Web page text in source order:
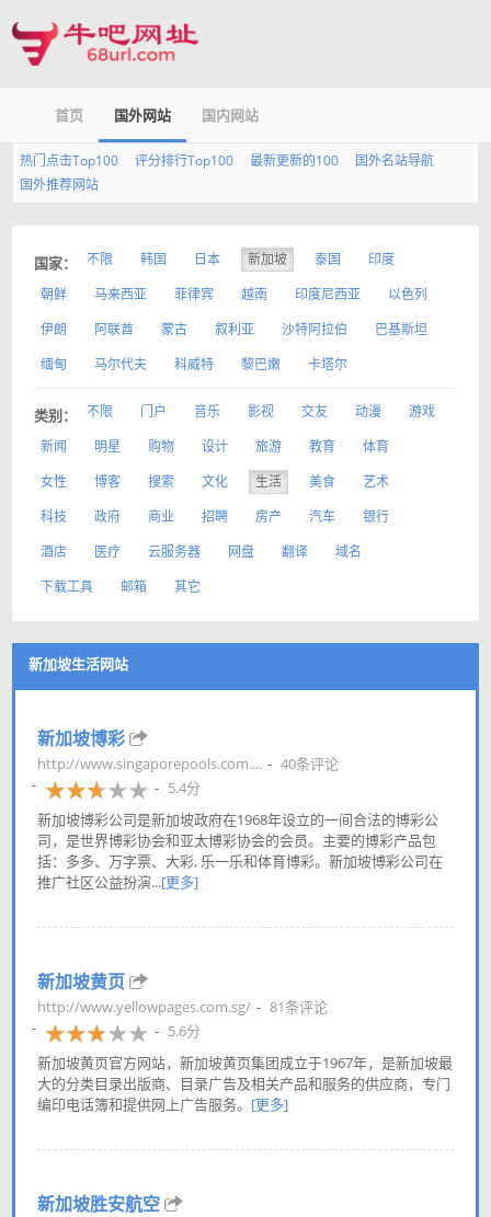
首页 国外网站 国内网站
热门点击Top100 评分排行Top100 最新更新的100
国外名站导航
国外推荐网站
国家： 不限 韩国 日本 新加坡 泰国
印度
朝鲜
马来西亚 菲律宾 越南 印度尼西亚
以色列
伊朗
阿联酋 蒙古 叙利亚 沙特阿拉伯
巴基斯坦
缅甸
马尔代夫 科威特 黎巴嫩 卡塔尔
类别： 不限 门户 音乐 影视 交友 动漫
游戏
新闻
明星 购物 设计 旅游 教育
体育
女性
博客 搜索 文化 生活 美食
艺术
科技
政府 商业 招聘 房产 汽车
银行
酒店
医疗 云服务器 网盘 翻译
域名
下载工具
邮箱 其它
新加坡生活网站
新加坡博彩
http://www.singaporepools.com....
40条评论
5.4分
新加坡博彩公司是新加坡政府在1968年设立的一间合法的博彩公
司，是世界博彩协会和亚太博彩协会的会员。主要的博彩产品包
括：多多、万字票、大彩, 乐一乐和体育博彩。新加坡博彩公司在
推广社区公益扮演...[更多]
新加坡黄页
http://www.yellowpages.com.sg/
81条评论
5.6分
新加坡黄页官方网站，新加坡黄页集团成立于1967年，是新加坡最
大的分类目录出版商、目录广告及相关产品和服务的供应商，专门
编印电话簿和提供网上广告服务。 [更多]
新加坡胜安航空